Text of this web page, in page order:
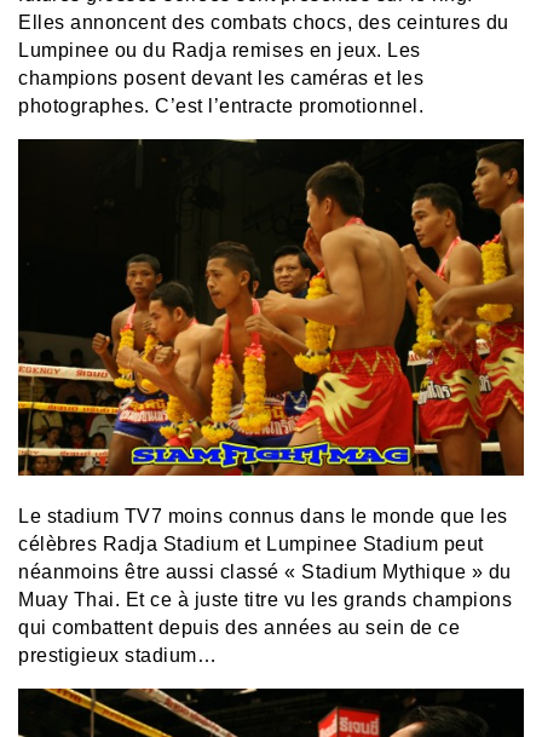
Elles annoncent des combats chocs, des ceintures du
Lumpinee ou du Radja remises en jeux. Les
champions posent devant les caméras et les
photographes. C’est l’entracte promotionnel.
Le stadium TV7 moins connus dans le monde que les
célèbres Radja Stadium et Lumpinee Stadium peut
néanmoins être aussi classé « Stadium Mythique » du
Muay Thai. Et ce à juste titre vu les grands champions
qui combattent depuis des années au sein de ce
prestigieux stadium…